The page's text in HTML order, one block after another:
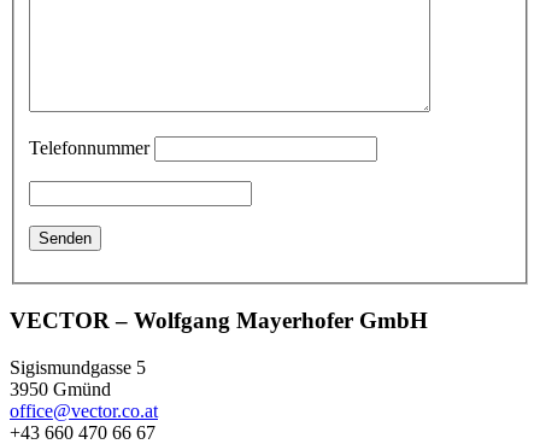
Telefonnummer
VECTOR – Wolfgang Mayerhofer GmbH
Sigismundgasse 5
3950 Gmünd
office@vector.co.at
+43 660 470 66 67